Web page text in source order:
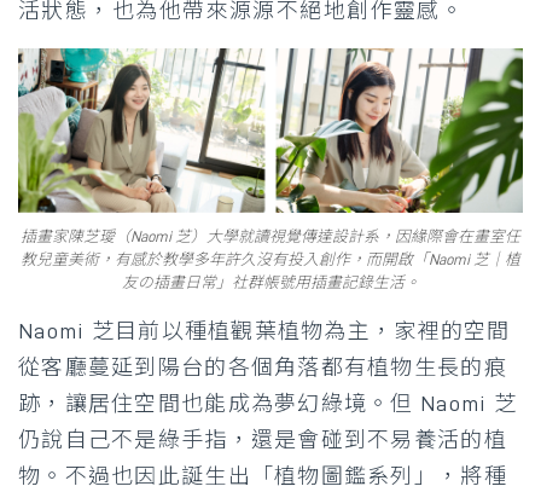
活狀態，也為他帶來源源不絕地創作靈感。
插畫家陳芝璦（Naomi 芝）大學就讀視覺傳達設計系，因緣際會在畫室任
教兒童美術，有感於教學多年許久沒有投入創作，而開啟「Naomi 芝｜植
友の插畫日常」社群帳號用插畫記錄生活。
Naomi 芝目前以種植觀葉植物為主，家裡的空間
從客廳蔓延到陽台的各個角落都有植物生長的痕
跡，讓居住空間也能成為夢幻綠境。但 Naomi 芝
仍說自己不是綠手指，還是會碰到不易養活的植
物。不過也因此誕生出「植物圖鑑系列」，將種